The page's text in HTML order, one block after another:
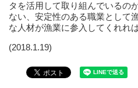
タを活用して取り組んでいるの
ない、安定性のある職業として
な人材が漁業に参入してくれれ
(2018.1.19)